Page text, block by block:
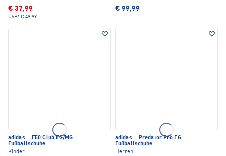
€ 37,99
UVP* € 49,99
€ 99,99
adidas · F50 Club FG/MG
Fußballschuhe
Kinder
adidas · Predator Pro FG
Fußballschuhe
Herren